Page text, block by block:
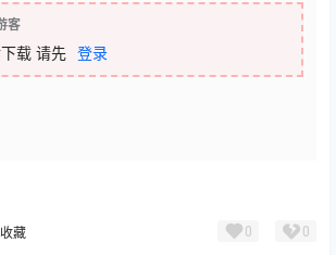
客
载 请先 登录
收藏 0 0